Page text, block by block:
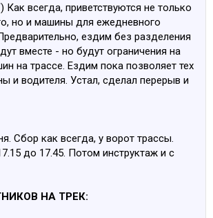
всегда, приветствуются не только
но и машины для ежедневного
ездим без разделения
вместе - но будут ограничения на
на трассе. Ездим пока позволяет тех
и водителя. Устал, сделал перерыв и
Сбор как всегда, у ворот трассы.
до 17.45. Потом инструктаж и с
НА ТРЕК: